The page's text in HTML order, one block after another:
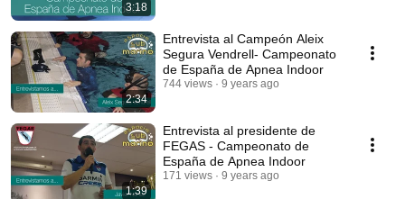
3:18
2:34
Entrevista al Campeón Aleix
Segura Vendrell- Campeonato
de España de Apnea Indoor
744 views 9 years ago
1:39
Entrevista al presidente de
FEGAS - Campeonato de
España de Apnea Indoor
171 views 9 years ago